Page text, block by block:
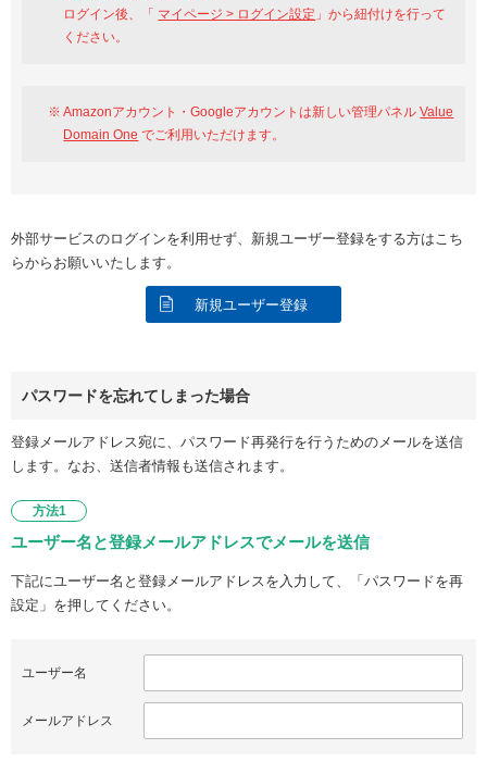
ログイン後、「 マイページ > ログイン設定 」から紐付けを行って
ください。
Amazonアカウント・Googleアカウントは新しい管理パネルValue
Domain One でご利用いただけます。
外部サービスのログインを利用せず、新規ユーザー登録をする方はこち
らからお願いいたします。
新規ユーザー登録
パスワードを忘れてしまった場合
登録メールアドレス宛に、パスワード再発行を行うためのメールを送信
します。なお、送信者情報も送信されます。
方法1
ユーザー名と登録メールアドレスでメールを送信
下記にユーザー名と登録メールアドレスを入力して、「パスワードを再
設定」を押してください。
ユーザー名
メールアドレス